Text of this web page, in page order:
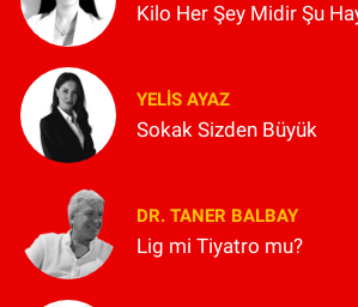
Kilo Her Şey Midir Şu
YELIS AYAZ
Sokak Sizden Büyük
DR. TANER BALBAY
Lig mi Tiyatro mu?